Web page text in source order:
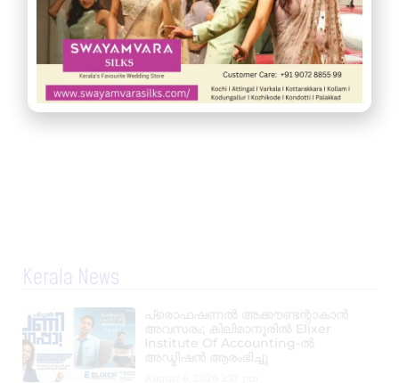
Kerala News
പ്രൊഫഷണൽ അക്കൗണ്ടന്റാകാൻ
അവസരം; കിലിമാനൂരിൽ Elixer
Institute Of Accounting-ൽ
അഡ്മിഷൻ ആരംഭിച്ചു